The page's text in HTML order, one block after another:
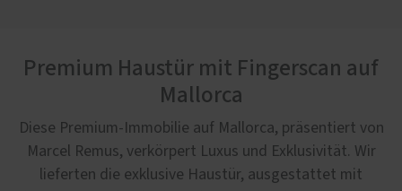
Premium Haustür mit Fingerscan auf
Mallorca
Diese Premium-Immobilie auf Mallorca, präsentiert von
Marcel Remus, verkörpert Luxus und Exklusivität. Wir
lieferten die exklusive Haustür, ausgestattet mit